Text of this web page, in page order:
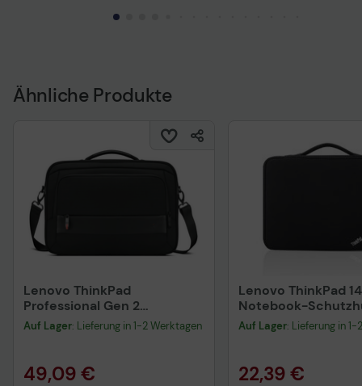
Datenverordnung
Ähnliche Produkte
Lenovo ThinkPad
Professional Gen 2
Notebook-Tasche bis zu
35,6 cm (14 Zoll) schwarz
Auf Lager: Lieferung in 1-2 Werktagen
49,09 €
Lenovo ThinkPad
Notebook-
Auf Lager: Lieferung in
22,39 €